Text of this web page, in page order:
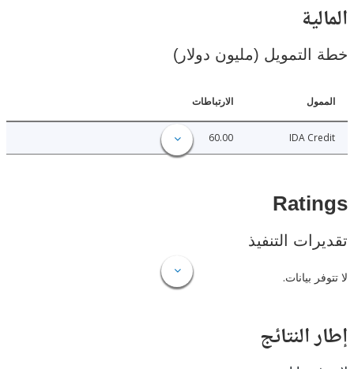
(مليون دولار)
الارتباطات
IDA
التنفيذ
بيانات.